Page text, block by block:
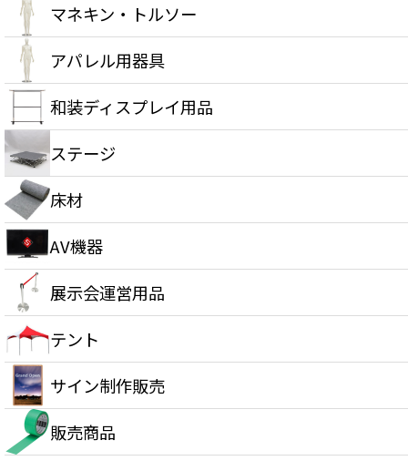
マネキン・トルソー
アパレル用器具
和装ディスプレイ用品
ステージ
床材
AV機器
展示会運営用品
テント
サイン制作販売
販売商品